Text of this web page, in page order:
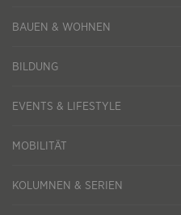
BAUEN & WOHNEN
BILDUNG
EVENTS & LIFESTYLE
MOBILITÄT
KOLUMNEN & SERIEN